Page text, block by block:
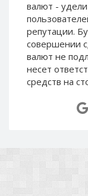
валют -
репутации.
совершении
валют не
несет
средств на
Capitalist EUR
Payoneer USD
Payoneer EUR
Revolut Binance
(BUSD)
Revolut USD
Piastrix EUR